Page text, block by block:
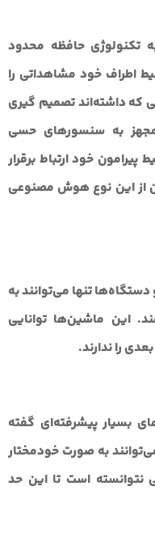
تکنولوژی حافظه محدود
اطراف خود مشاهداتی را
داشته‌اند تصمیم گیری
به سنسورهای حسی
خود ارتباط برقرار
از این نوع هوش مصنوعی
تنها می‌توانند به
این ماشین‌ها توانایی
را ندارند.
بسیار پیشرفته‌ای گفته
به صورت خودمختار
است تا این حد